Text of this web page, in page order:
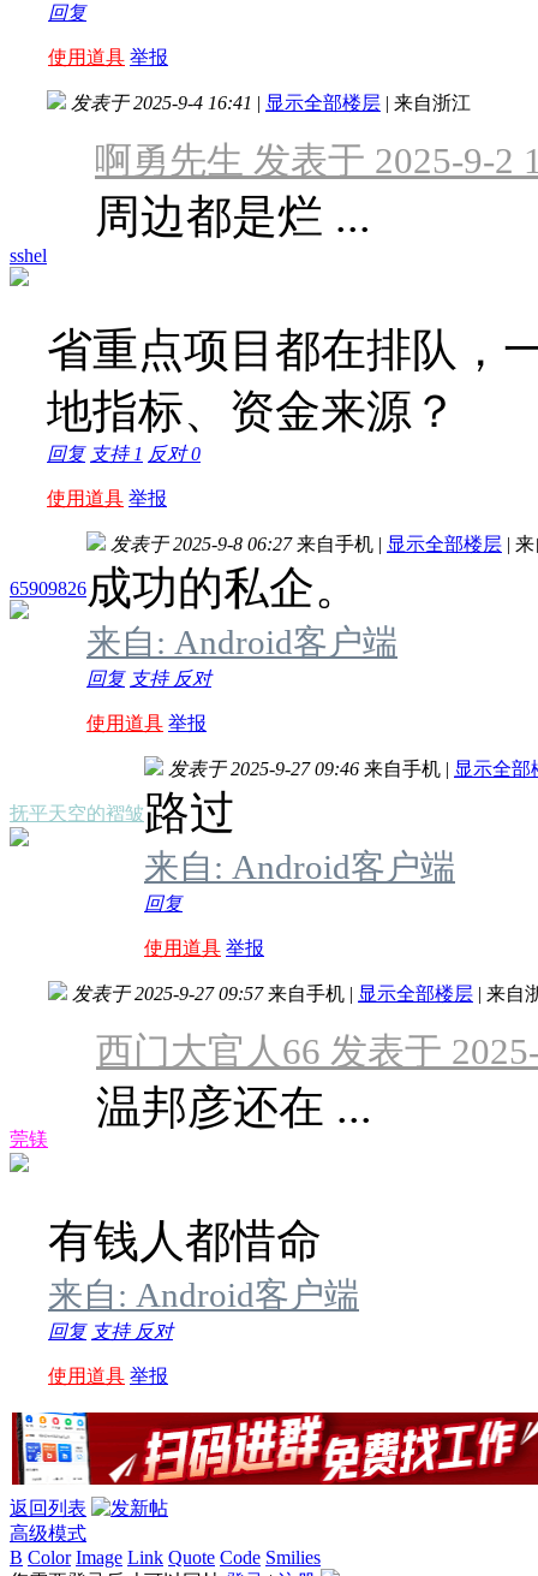
回复
使用道具 举报
sshel
发表于 2025-9-4 16:41 | 显示全部楼层 | 来自浙江
啊勇先生 发表于 2025-9-2
周边都是烂 ...
省重点项目都在排队，
地指标、资金来源？
回复 支持 1 反对0
使用道具 举报
65909826
发表于 2025-9-8 06:27 来自手机 | 显示全部楼层 | 来
成功的私企。
来自: Android客户端
回复 支持 反对
使用道具 举报
抚平天空的褶皱
发表于 2025-9-27 09:46 来自手机 | 显示全部
路过
来自: Android客户端
回复
使用道具 举报
莞镁
发表于 2025-9-27 09:57 来自手机 | 显示全部楼层 | 来自
西门大官人66 发表于
温邦彦还在 ...
有钱人都惜命
来自: Android客户端
回复 支持 反对
使用道具 举报
返回列表
高级模式
B Color Image Link Quote Code Smilies